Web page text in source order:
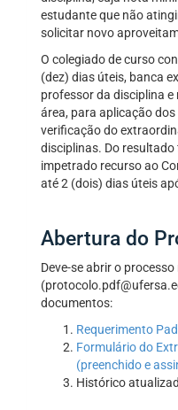
estudante que não
solicitar novo
O colegiado de curso
(dez) dias úteis, banca
professor da disciplina
área, para aplicação
verificação do
disciplinas. Do
impetrado recurso ao
até 2 (dois) dias úteis
Abertura do
Deve-se abrir o
documentos:
Requerimento
Formulário do
(preenchido e
Histórico